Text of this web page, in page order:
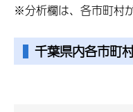
※分析欄は、各市町村
千葉県内各市町